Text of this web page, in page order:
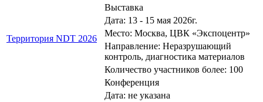
Территория NDT 2026
Выставка
Дата: 13 - 15 мая 2026г.
Место: Москва, ЦВК «Экспоцентр»
Направление: Неразрушающий
контроль, диагностика материалов
Количество участников более: 100
Конференция
Дата: не указана